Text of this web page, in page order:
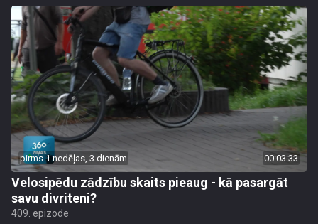
pirms 1 nedēļas, 3 dienām 00:03:33
Velosipēdu zādzību skaits pieaug - kā pasargāt
savu divriteni?
409. epizode